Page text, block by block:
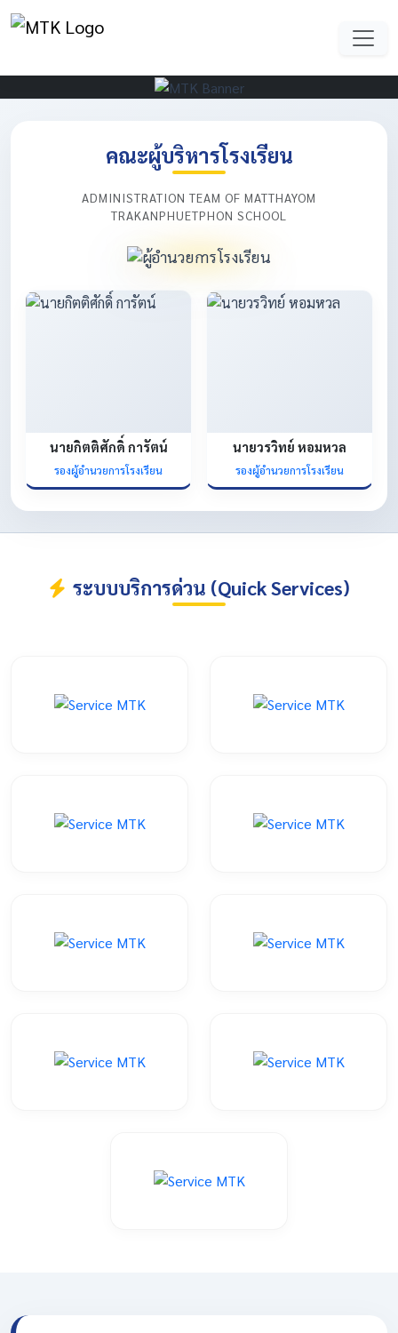
คณะผู้บริหารโรงเรียน
ADMINISTRATION TEAM OF MATTHAYOM
TRAKANPHUETPHON SCHOOL
นายกิตติศักดิ์ การัตน์
รองผู้อำนวยการโรงเรียน
นายวรวิทย์ หอมหวล
รองผู้อำนวยการโรงเรียน
ระบบบริการด่วน (Quick Services)